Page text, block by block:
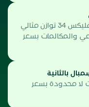
توفر باقة سِمبال 34 وسِمبال فليكس 34 توازن مثالي
والمكالمات بسعر
بالثانية
لا محدودة بسعر